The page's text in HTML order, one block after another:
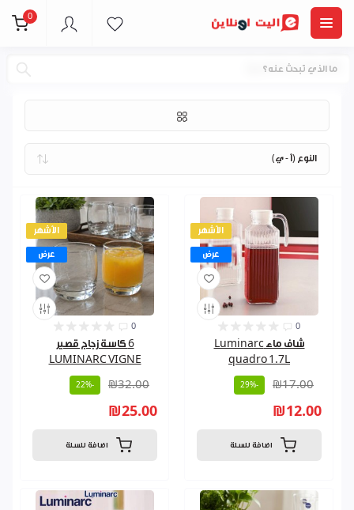
0
كاسات و فناجين
الأشهر
عرض
0
6 كاسة زجاج قصير
LUMINARC VIGNE
₪32.00
-22%
₪25.00
اضافة للسلة
الأشهر
عرض
0
شاف ماء Luminarc
quadro 1.7L
₪17.00
-29%
₪12.00
اضافة للسلة